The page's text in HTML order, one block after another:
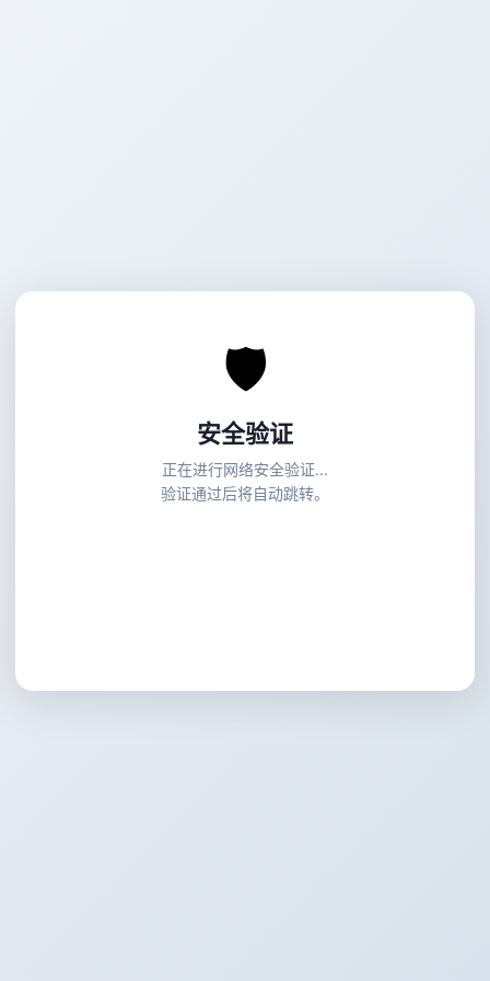
🛡
安全验证
正在进行网络安全验证...
验证通过后将自动跳转。